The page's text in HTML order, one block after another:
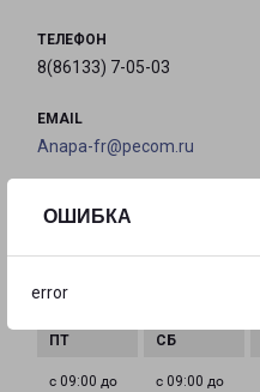
ОШИБКА
error
ТЕЛЕФОН
8(86133) 7-05-03
EMAIL
Anapa-fr@pecom.ru
21:00
с 09:00 до
с 09:00 до